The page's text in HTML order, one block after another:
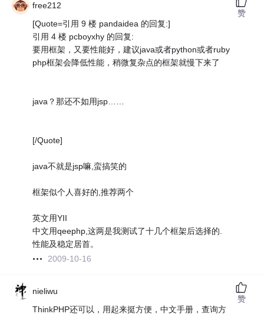
free212
[Quote=引用 9 楼 pandaidea 的回复:]
引用 4 楼 pcboyxhy 的回复:
要用框架，又要性能好，建议java或者python或者ruby
php框架会降低性能，稍微复杂点的框架就慢下来了
java？那还不如用jsp……
[/Quote]
java不就是jsp嘛,蛮搞笑的
框架似个人喜好的,推荐两个
英文用YII
中文用qeephp,这两是我测试了十几个框架后选择的.
性能及稳定居首。
2009-10-16
赞
nieliwu
ThinkPHP还可以，用起来挺方便，中文手册，查询方
赞